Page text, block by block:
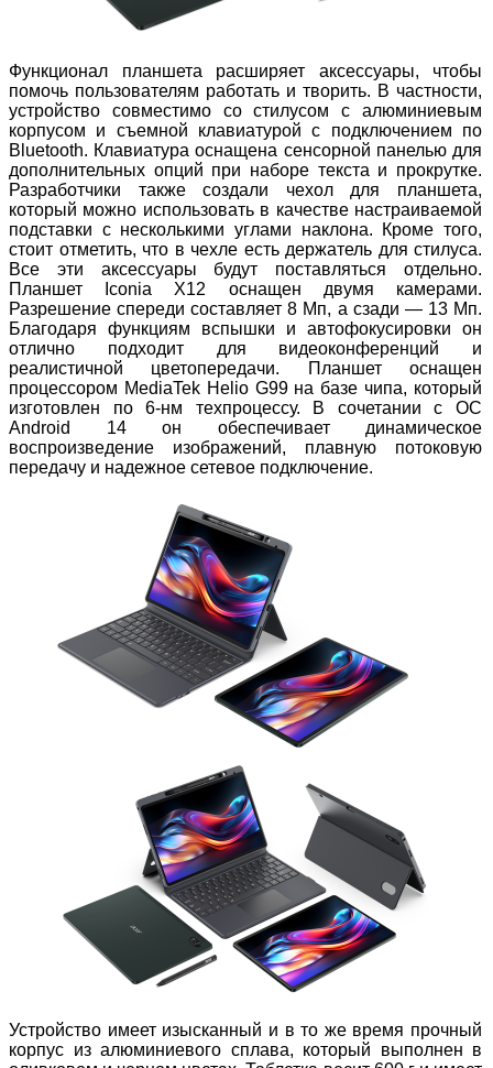
Функционал планшета расширяет аксессуары, чтобы
помочь пользователям работать и творить. В частности,
устройство совместимо со стилусом с алюминиевым
корпусом и съемной клавиатурой с подключением по
Bluetooth. Клавиатура оснащена сенсорной панелью для
дополнительных опций при наборе текста и прокрутке.
Разработчики также создали чехол для планшета,
который можно использовать в качестве настраиваемой
подставки с несколькими углами наклона. Кроме того,
стоит отметить, что в чехле есть держатель для стилуса.
Все эти аксессуары будут поставляться отдельно.
Планшет Iconia X12 оснащен двумя камерами.
Разрешение спереди составляет 8 Мп, а сзади — 13 Мп.
Благодаря функциям вспышки и автофокусировки он
отлично подходит для видеоконференций и
реалистичной цветопередачи. Планшет оснащен
процессором MediaTek Helio G99 на базе чипа, который
изготовлен по 6-нм техпроцессу. В сочетании с ОС
Android 14 он обеспечивает динамическое
воспроизведение изображений, плавную потоковую
передачу и надежное сетевое подключение.
Устройство имеет изысканный и в то же время прочный
корпус из алюминиевого сплава, который выполнен в